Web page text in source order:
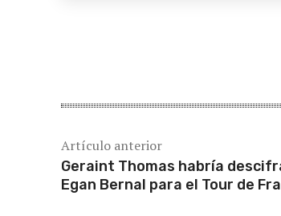
Artículo anterior
Geraint Thomas habría
Egan Bernal para el Tour de